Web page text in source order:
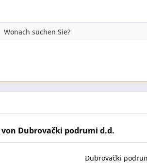
Dubrovački podrumi d.d.
Dubrovački